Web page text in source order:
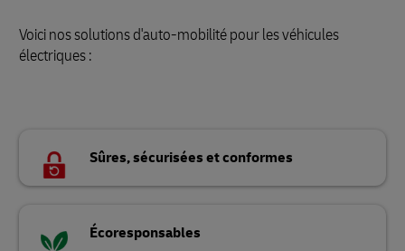
Voici nos solutions d'auto-mobilité pour les véhicules
électriques :
Sûres, sécurisées et conformes
Écoresponsables